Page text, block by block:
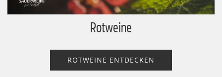
Rotweine
ROTWEINE ENTDECKEN